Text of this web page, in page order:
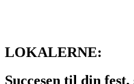
LOKALERNE:
Succesen til din